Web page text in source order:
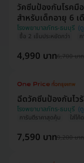
ซื้อ 2 เข็มประหยัดกว่า
วัคซีนป้องกันโรคมื
สำหรับเด็กอายุ 6
โรงพยาบาลภัทร-ธนบุรี
4,990 บาท6,700 บาท
การันตีราคาสุดคุ้ม ใส่โค้
ฉีดวัคซีนป้องกันไว
โรงพยาบาลภัทร-ธนบุรี
7,590 บาท9,200 บาท